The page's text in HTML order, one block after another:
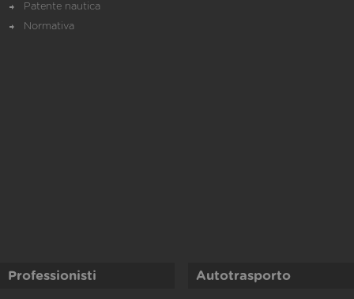
Patente nautica
Normativa
Professionisti Autotrasporto